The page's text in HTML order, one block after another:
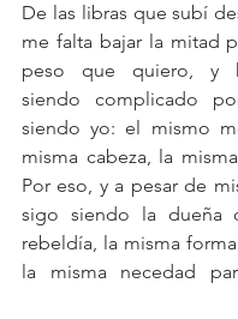
De las libras que subí
me falta bajar la mitad
peso que quiero, y
siendo complicado
siendo yo: el mismo
misma cabeza, la
Por eso, y a pesar de
sigo siendo la dueña
rebeldía, la misma
la misma necedad